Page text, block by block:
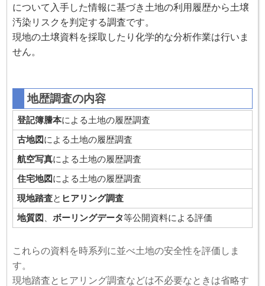
について入手した情報に基づき土地の利用履歴から土壌
汚染リスクを判定する調査です。
現地の土壌資料を採取したり化学的な分析作業は行いま
せん。
地歴調査の内容
登記簿謄本による土地の履歴調査
古地図による土地の履歴調査
航空写真による土地の履歴調査
住宅地図による土地の履歴調査
現地踏査と ヒアリング調査
地質図
ボーリングデータ等公開資料による評価
これらの資料を時系列に並べ土地の安全性を評価しま
す。
現地踏査とヒアリング調査などは不必要なときは省略す